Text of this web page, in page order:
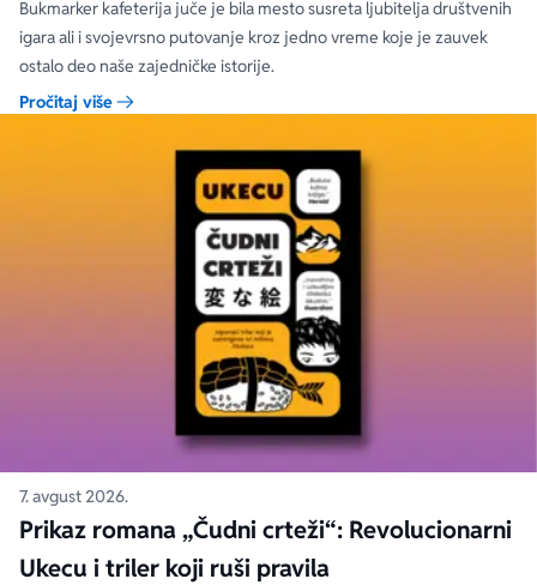
Bukmarker kafeterija juče je bila mesto susreta ljubitelja društvenih
igara ali i svojevrsno putovanje kroz jedno vreme koje je zauvek
ostalo deo naše zajedničke istorije.
Pročitaj više
7. avgust 2026.
Prikaz romana „Čudni crteži“: Revolucionarni
Ukecu i triler koji ruši pravila